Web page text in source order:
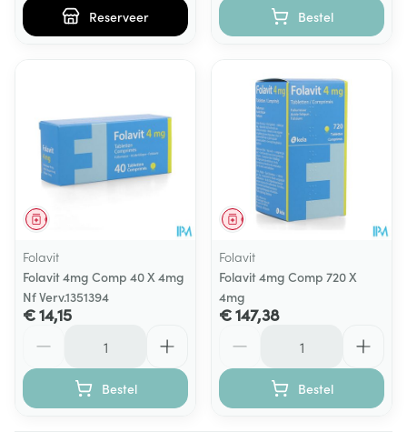
Reserveer Bestel
Geneesmiddel
Folavit
Folavit 4mg Comp 40 X 4mg
Nf Verv.1351394
€ 14,15
Bestel
Geneesmiddel
Folavit
Folavit 4mg Comp 720 X
4mg
€ 147,38
Bestel